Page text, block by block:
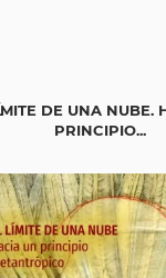
DE UNA NUBE.
PRINCIPIO...